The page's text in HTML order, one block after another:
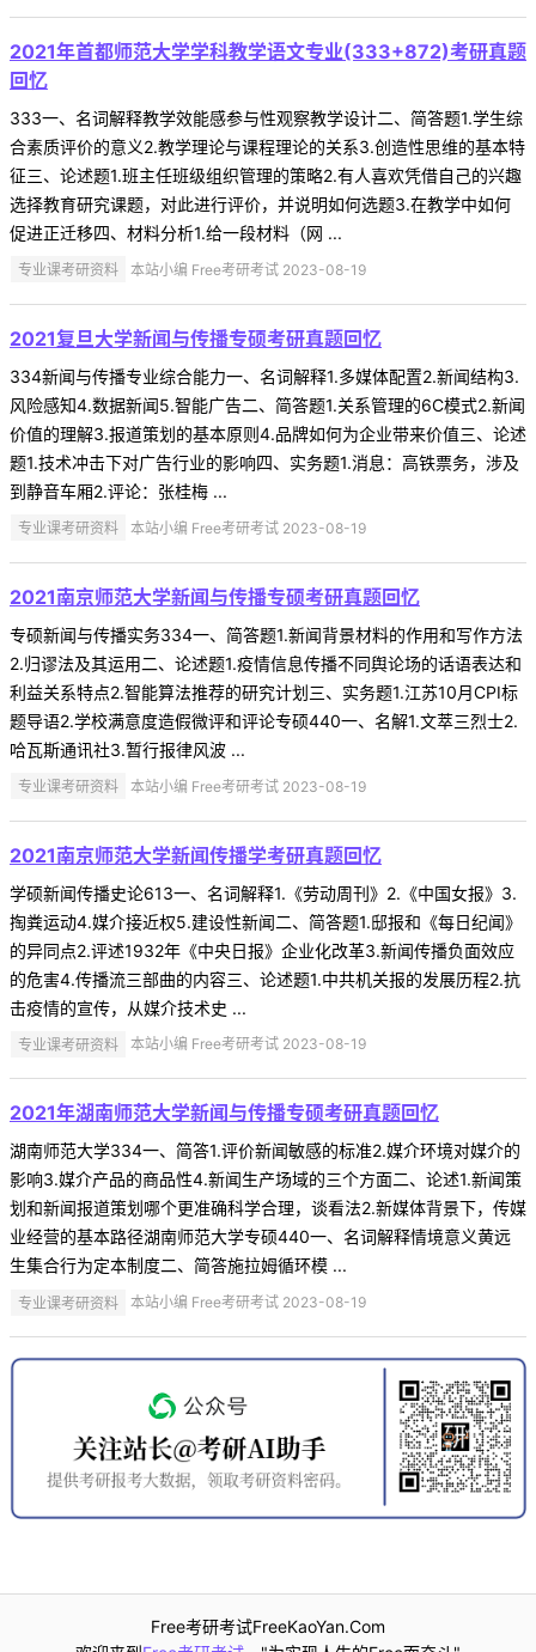
2021年首都师范大学学科教学语文专业(333+872)考研真题
回忆
333一、名词解释教学效能感参与性观察教学设计二、简答题1.学生综
合素质评价的意义2.教学理论与课程理论的关系3.创造性思维的基本特
征三、论述题1.班主任班级组织管理的策略2.有人喜欢凭借自己的兴趣
选择教育研究课题，对此进行评价，并说明如何选题3.在教学中如何
促进正迁移四、材料分析1.给一段材料（网 ...
专业课考研资料 本站小编 Free考研考试 2023-08-19
2021复旦大学新闻与传播专硕考研真题回忆
334新闻与传播专业综合能力一、名词解释1.多媒体配置2.新闻结构3.
风险感知4.数据新闻5.智能广告二、简答题1.关系管理的6C模式2.新闻
价值的理解3.报道策划的基本原则4.品牌如何为企业带来价值三、论述
题1.技术冲击下对广告行业的影响四、实务题1.消息：高铁票务，涉及
到静音车厢2.评论：张桂梅 ...
专业课考研资料 本站小编 Free考研考试 2023-08-19
2021南京师范大学新闻与传播专硕考研真题回忆
专硕新闻与传播实务334一、简答题1.新闻背景材料的作用和写作方法
2.归谬法及其运用二、论述题1.疫情信息传播不同舆论场的话语表达和
利益关系特点2.智能算法推荐的研究计划三、实务题1.江苏10月CPI标
题导语2.学校满意度造假微评和评论专硕440一、名解1.文萃三烈士2.
哈瓦斯通讯社3.暂行报律风波 ...
专业课考研资料 本站小编 Free考研考试 2023-08-19
2021南京师范大学新闻传播学考研真题回忆
学硕新闻传播史论613一、名词解释1.《劳动周刊》2.《中国女报》3.
掏粪运动4.媒介接近权5.建设性新闻二、简答题1.邸报和《每日纪闻》
的异同点2.评述1932年《中央日报》企业化改革3.新闻传播负面效应
的危害4.传播流三部曲的内容三、论述题1.中共机关报的发展历程2.抗
击疫情的宣传，从媒介技术史 ...
专业课考研资料 本站小编 Free考研考试 2023-08-19
2021年湖南师范大学新闻与传播专硕考研真题回忆
湖南师范大学334一、简答1.评价新闻敏感的标准2.媒介环境对媒介的
影响3.媒介产品的商品性4.新闻生产场域的三个方面二、论述1.新闻策
划和新闻报道策划哪个更准确科学合理，谈看法2.新媒体背景下，传媒
业经营的基本路径湖南师范大学专硕440一、名词解释情境意义黄远
生集合行为定本制度二、简答施拉姆循环模 ...
专业课考研资料 本站小编 Free考研考试 2023-08-19
Free考研考试FreeKaoYan.Com